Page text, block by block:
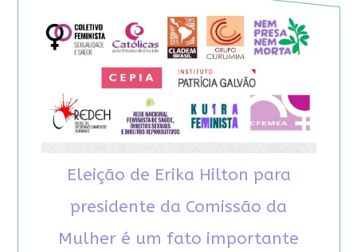
Eleição de Erika Hilton para
presidente da Comissão da
Mulher é um fato importante